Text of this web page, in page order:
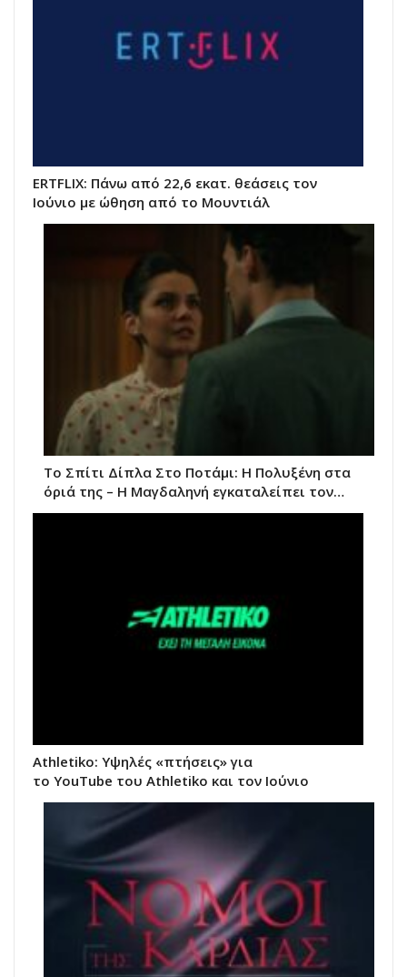
ERTFLIX: Πάνω από 22,6 εκατ. θεάσεις τον
Ιούνιο με ώθηση από το Μουντιάλ
Το Σπίτι Δίπλα Στο Ποτάμι: Η Πολυξένη στα
όριά της – Η Μαγδαληνή εγκαταλείπει τον…
Athletiko: Υψηλές «πτήσεις» για
το YouTube του Athletiko και τον Ιούνιο